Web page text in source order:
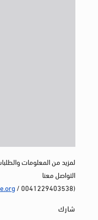
لمزيد من المعلومات
التواصل معنا
(0041229403538 /
شارك